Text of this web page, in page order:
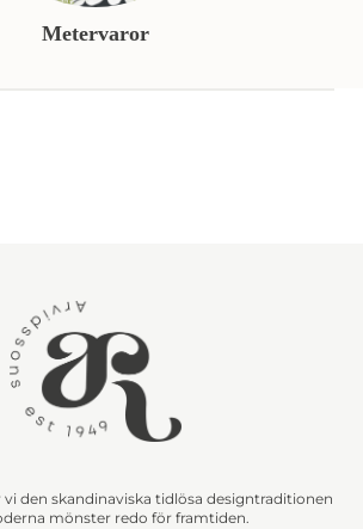
Metervaror
vi den skandinaviska tidlösa designtraditionen
mönster redo för framtiden.